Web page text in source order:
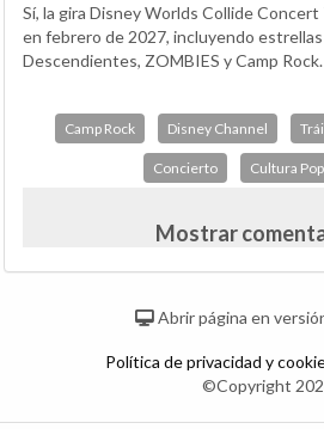
Sí, la gira Disney Worlds Collide
en febrero de 2027, incluyendo estrellas
Descendientes, ZOMBIES y Camp Rock.
Camp Rock Disney Channel
Concierto Cultura Pop
Mostrar
Abrir página en
Política de privacidad y
©Copyright